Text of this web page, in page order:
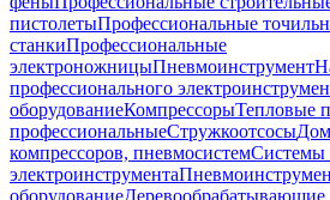
пистолетыПрофессиональные
станкиПрофессиональные
электроножницыПневмоинструмент
профессионального
оборудованиеКомпрессорыТепловые
профессиональныеСтружкоотсосы
компрессоров, пневмосистемСистемы
электроинструмента
оборудованиеДеревообрабатывающие